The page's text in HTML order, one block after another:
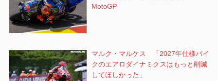
MotoGP
マルク・マルケス 「2027年仕様バイ
クのエアロダイナミクスはもっと削減
してほしかった」